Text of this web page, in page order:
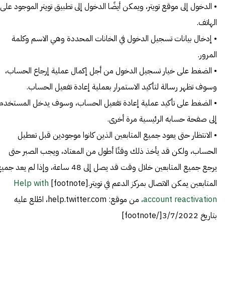
• الدخول إلى موقع تويتر، ويمكن أيضًا الدخول إلى تطبيق تويتر الموجود على
الهاتف.
• إدخال بيانات تسجيل الدخول في الخانات المحددة وهي الاسم وكلمة
المرور.
• الضغط على خيار تسجيل الدخول من أجل إكمال عملية إرجاع الحساب،
وسوف تظهر رسالة لتأكيد الاستمرار بعملية إعادة تفعيل الحساب.
• الضغط على تأكيد عملية إعادة تفعيل الحساب، وسوف يدخل
إلى صفحة حسابه الرئيسية مرة أخرى.
• الانتظار حتى يعود جميع المتابعين الذين كانوا موجودين قبل تعطيل
الحساب، ولكن قد يأخذ ذلك وقتًا أطول من المعتاد، ويجب الصبر حتى
يرجع جميع المتابعين خلال وقت قد يصل إلى 48 ساعة، وإذا لم يعد
المتابعين يمكن الاتصال بمركز الدعم في تويتر.[footnote]
Help with
account reactivation،
من موقع: help.twitter.com، اطّلع عليه
بتاريخ 3/7/2022[/footnote]